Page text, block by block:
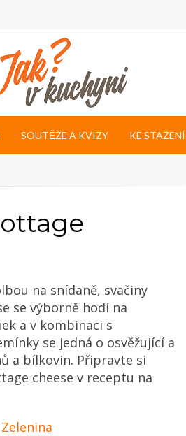
SOUTĚŽE A KVÍZY KE STAŽENÍ
na snídaně, svačiny
se výborně hodí na
a v kombinaci s
se jedná o osvěžující a
a bílkovin. Připravte si
cheese v receptu na
Zelenina